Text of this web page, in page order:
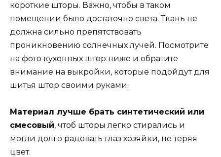
короткие шторы. Важно, чтобы в таком
помещении было достаточно света. Ткань не
должна сильно препятствовать
проникновению солнечных лучей. Посмотрите
на фото кухонных штор ниже и обратите
внимание на выкройки, которые подойдут для
шитья штор своими руками.
Материал лучше брать синтетический или
смесовый, чтоб шторы легко стирались и
могли долго радовать глаз хозяйки, не теряя
цвет.